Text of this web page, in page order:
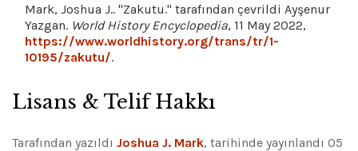
Mark, Joshua J.. "Zakutu." tarafından çevrildi Ayşenur
Yazgan. World History Encyclopedia, 11 May 2022,
https://www.worldhistory.org/trans/tr/1-
10195/zakutu/.
Lisans & Telif Hakkı
Tarafından yazıldı Joshua J. Mark, tarihinde yayınlandı 05